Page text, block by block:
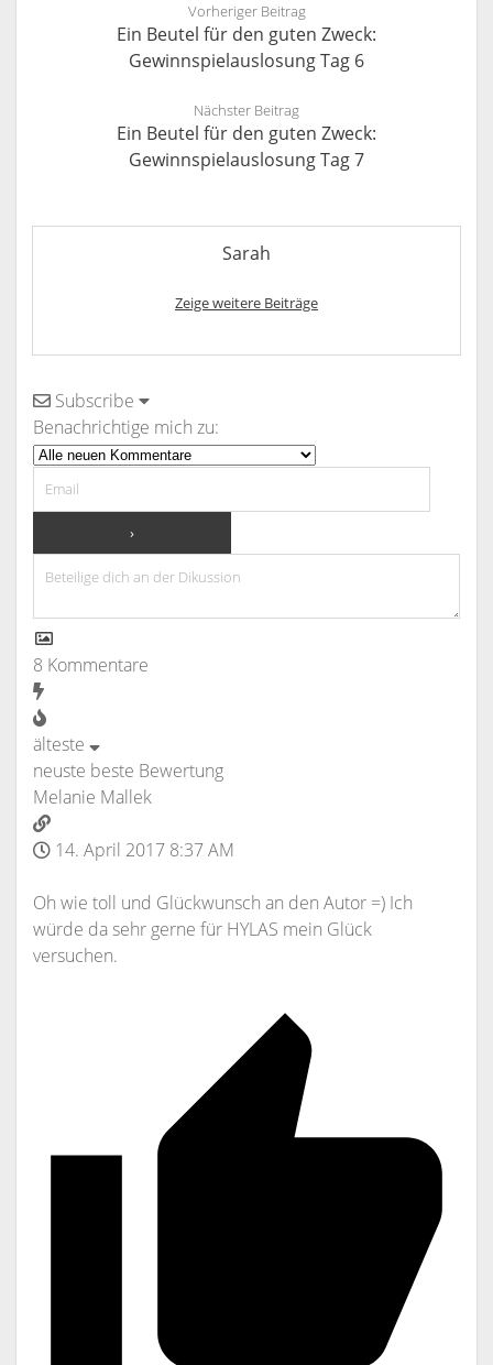
Vorheriger Beitrag
Ein Beutel für den guten Zweck:
Gewinnspielauslosung Tag 6
Nächster Beitrag
Ein Beutel für den guten Zweck:
Gewinnspielauslosung Tag 7
Sarah
Zeige weitere Beiträge
Subscribe
Benachrichtige mich zu:
8 Kommentare
älteste
neuste beste Bewertung
Melanie Mallek
14. April 2017 8:37 AM
Oh wie toll und Glückwunsch an den Autor =) Ich
würde da sehr gerne für HYLAS mein Glück
versuchen.